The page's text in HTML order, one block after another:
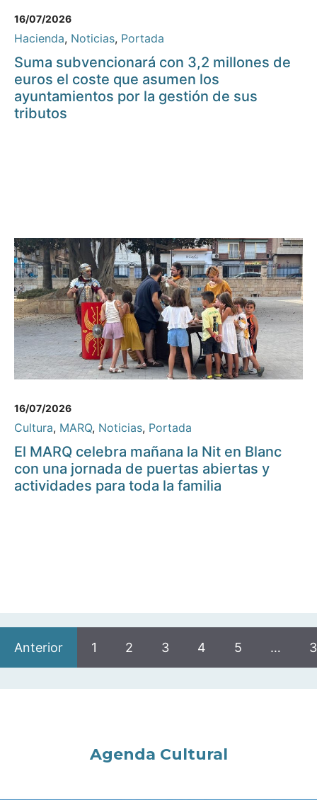
16/07/2026
Hacienda, Noticias, Portada
Suma subvencionará con 3,2 millones de
euros el coste que asumen los
ayuntamientos por la gestión de sus
tributos
16/07/2026
Cultura, MARQ, Noticias, Portada
El MARQ celebra mañana la Nit en Blanc
con una jornada de puertas abiertas y
actividades para toda la familia
Anterior 1 2 3 4 5 …
Agenda Cultural